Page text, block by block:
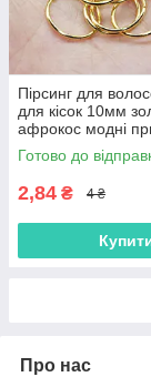
Пірсинг для
для кісок 10мм
афрокос модні
зачісок дред метал
Готово до
2,84 ₴ 4 ₴
Про нас